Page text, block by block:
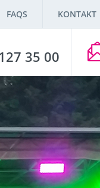
FAQS KONTAKT
35 00